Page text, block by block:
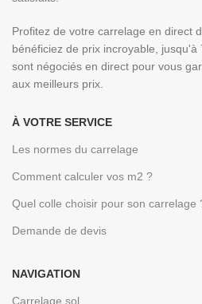
Profitez de votre carrelage en direct
bénéficiez de prix incroyable,
sont négociés en direct pour vous
aux meilleurs prix.
À VOTRE SERVICE
Les normes du carrelage
Comment calculer vos m2 ?
Quel colle choisir pour son carrelage
Demande de devis
NAVIGATION
Carrelage sol